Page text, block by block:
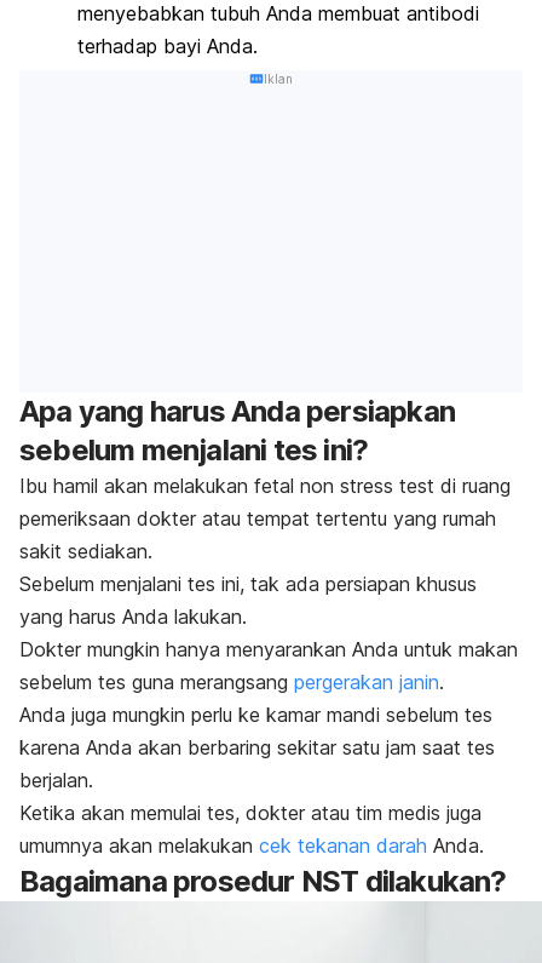
menyebabkan tubuh Anda membuat antibodi
terhadap bayi Anda.
Iklan
Apa yang harus Anda persiapkan
sebelum menjalani tes ini?
Ibu hamil akan melakukan fetal non stress test di ruang
pemeriksaan dokter atau tempat tertentu yang rumah
sakit sediakan.
Sebelum menjalani tes ini, tak ada persiapan khusus
yang harus Anda lakukan.
Dokter mungkin hanya menyarankan Anda untuk makan
sebelum tes guna merangsang pergerakan janin.
Anda juga mungkin perlu ke kamar mandi sebelum tes
karena Anda akan berbaring sekitar satu jam saat tes
berjalan.
Ketika akan memulai tes, dokter atau tim medis juga
umumnya akan melakukan cek tekanan darah Anda.
Bagaimana prosedur NST dilakukan?